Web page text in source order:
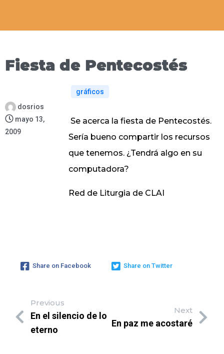
Fiesta de Pentecostés
dosrios
mayo 13,
2009
gráficos
Se acerca la fiesta de Pentecostés.
Sería bueno compartir los recursos
que tenemos. ¿Tendrá algo en su
computadora?
Red de Liturgia de CLAI
Share on Facebook Share on Twitter
Previous
En el silencio de lo
eterno
Next
En paz me acostaré